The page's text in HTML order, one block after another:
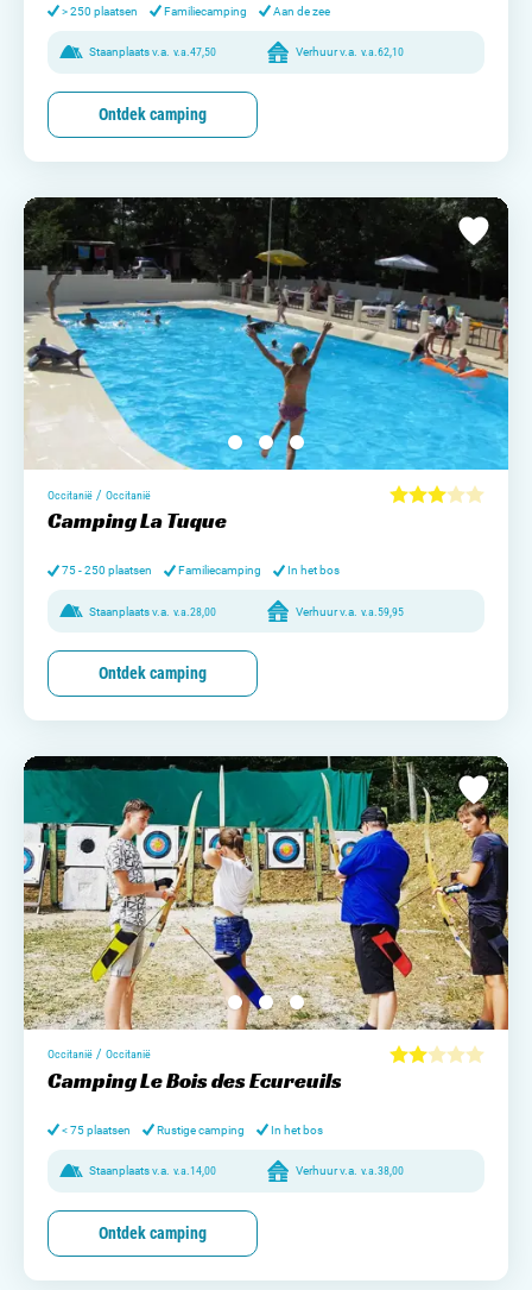
> 250 plaatsen Familiecamping Aan de zee
Staanplaats v.a. v.a.47,50 Verhuur v.a. v.a.62,10
Ontdek camping
Occitanië / Occitanië
Camping La Tuque
75 - 250 plaatsen Familiecamping In het bos
Staanplaats v.a. v.a. 28,00 Verhuur v.a. v.a. 59,95
Ontdek camping
Occitanië / Occitanië
Camping Le Bois des Ecureuils
< 75 plaatsen Rustige camping In het bos
Staanplaats v.a. v.a.14,00 Verhuur v.a. v.a.38,00
Ontdek camping